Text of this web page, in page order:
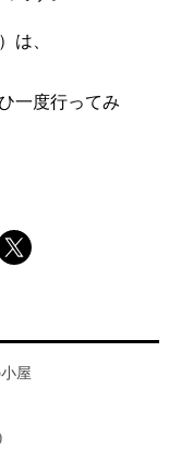
は、
一度行ってみ
屋